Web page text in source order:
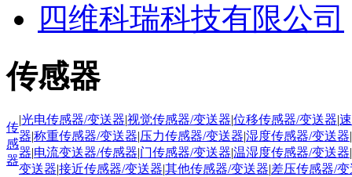
四维科瑞科技有限公司
传感器
传
感
器
|光电传感器/变送器|视觉传感器/变送器|位移传感器/变送器|
器|称重传感器/变送器|压力传感器/变送器|湿度传感器/变送器|
器|电流变送器/传感器|门传感器/变送器|温湿度传感器/变送器|
变送器|接近传感器/变送器|其他传感器/变送器|差压传感器/